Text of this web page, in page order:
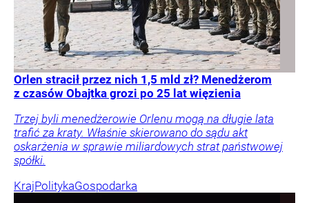
Orlen stracił przez nich 1,5 mld zł? Menedżerom
z czasów Obajtka grozi po 25 lat więzienia
Trzej byli menedżerowie Orlenu mogą na długie lata
trafić za kraty. Właśnie skierowano do sądu akt
oskarżenia w sprawie miliardowych strat państwowej
spółki.
KrajPolitykaGospodarka